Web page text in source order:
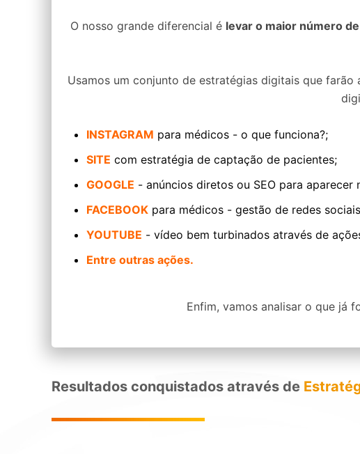
O nosso grande diferencial é levar o maior número
Usamos um conjunto de estratégias digitais que farão
INSTAGRAM para médicos - o que funciona?;
SITE com estratégia de captação de pacientes;
GOOGLE - anúncios diretos ou SEO para
FACEBOOK para médicos - gestão de redes
YOUTUBE - vídeo bem turbinados através de
Entre outras ações.
Enfim, vamos analisar o que já
Resultados conquistados através de